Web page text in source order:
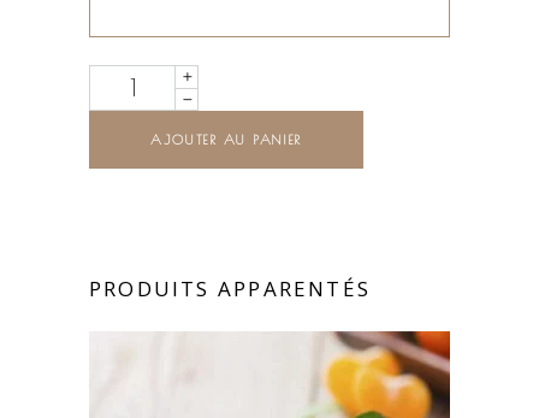
Quantity
AJOUTER AU PANIER
PRODUITS APPARENTÉS